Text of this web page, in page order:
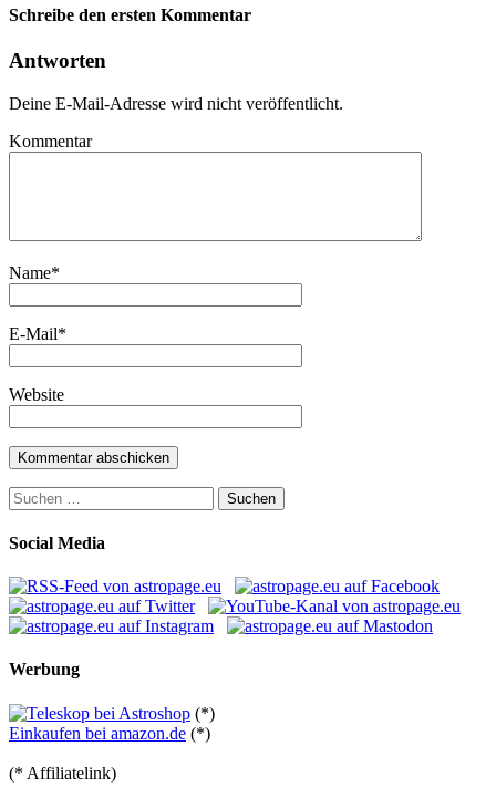
Schreibe den ersten Kommentar
Antworten
Deine E-Mail-Adresse wird nicht veröffentlicht.
Kommentar
Name*
E-Mail*
Website
Suchen
nach:
Social Media
Werbung
(*)
Einkaufen bei amazon.de (*)
(* Affiliatelink)